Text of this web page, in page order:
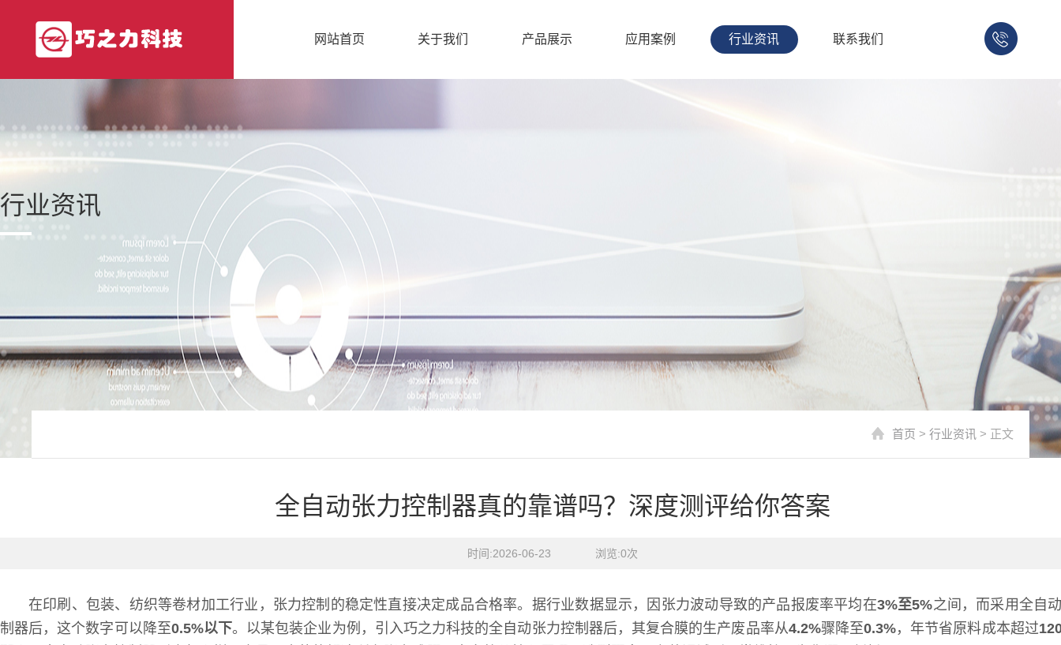
网站首页 关于我们 产品展示 应用案例 行业资讯 联系我们
行业资讯
首页 > 行业资讯 > 正文
全自动张力控制器真的靠谱吗？深度测评给你答案
时间:2026-06-23    浏览:0次
在印刷、包装、纺织等卷材加工行业，张力控制的稳定性直接决定成品合格率。据行业数据显示，因张力波动导致的产品报废率平均在3%至5%之间，而采用全自
制器后，这个数字可以降至0.5%以下。以某包装企业为例，引入巧之力科技的全自动张力控制器后，其复合膜的生产废品率从4.2%骤降至0.3%，年节省原料成本超过